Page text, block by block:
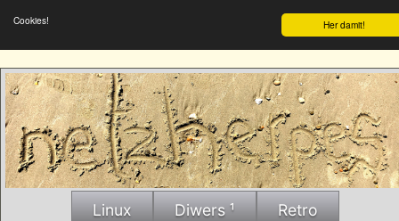
Her damit!
Cookies!
Linux Diwers ¹ Retro